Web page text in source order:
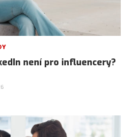
není pro influencery?